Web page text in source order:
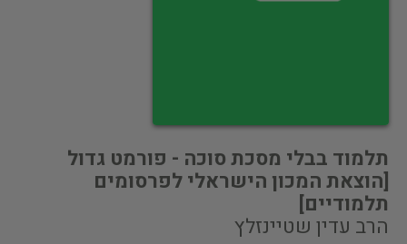
תלמוד בבלי מסכת סוכה - פורמט גדול
[הוצאת המכון הישראלי לפרסומים
תלמודיים]
הרב עדין שטיינזלץ